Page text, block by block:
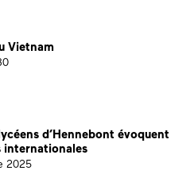
Vietnam
d’Hennebont évoquent
internationales
2025